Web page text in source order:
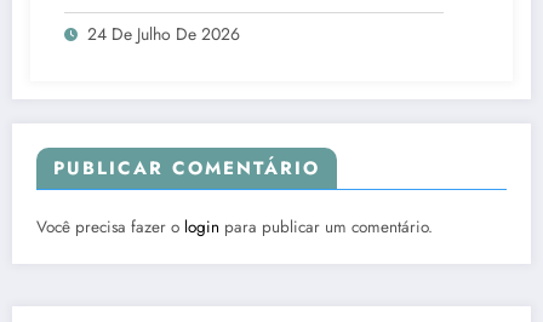
24 De Julho De 2026
PUBLICAR COMENTÁRIO
Você precisa fazer o login para publicar um comentário.